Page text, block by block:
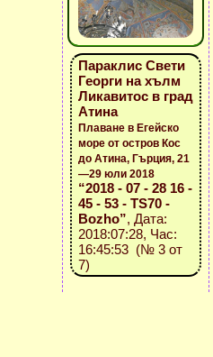
Параклис Свети
Георги на хълм
Ликавитос в град
Атина
Плаване в Егейско
море от остров Кос
до Атина, Гърция, 21
—29 юли 2018
“2018 - 07 - 28 16 -
45 - 53 - TS70 -
Bozho”, Дата:
2018:07:28, Час:
16:45:53 (№ 3 от
7)